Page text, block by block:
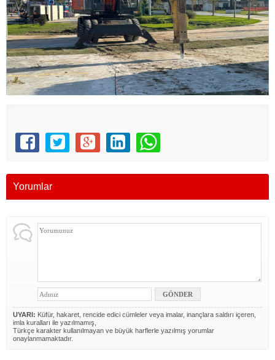
Yorumlar
UYARI: Küfür, hakaret, rencide edici cümleler veya imalar, inançlara saldırı içeren,
imla kuralları ile yazılmamış,
Türkçe karakter kullanılmayan ve büyük harflerle yazılmış yorumlar
onaylanmamaktadır.